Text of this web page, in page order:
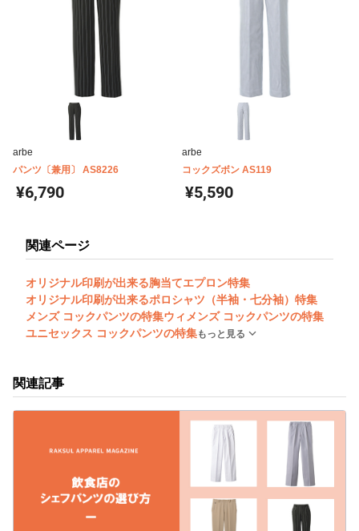
arbe
パンツ〔兼用〕 AS8226
¥6,790
arbe
コックズボン AS119
¥5,590
関連ページ
オリジナル印刷が出来る胸当てエプロン特集
オリジナル印刷が出来るポロシャツ（半袖・七分袖）特集
メンズ コックパンツの特集ウィメンズ コックパンツの特集
ユニセックス コックパンツの特集もっと見る
関連記事